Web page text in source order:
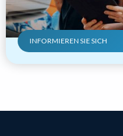
INFORMIEREN SIE SICH